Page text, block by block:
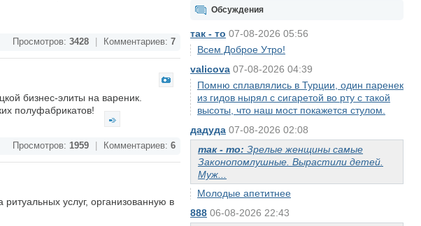
Обсуждения
так - то 07-08-2026 05:56
Всем Доброе Утро!
valicova 07-08-2026 04:39
Помню сплавлялись в Турции, один паренек
из гидов нырял с сигаретой во рту с такой
высоты, что наш мост покажется стулом.
дадуда 07-08-2026 02:08
так - то: Зрелые женщины самые
Законопомлушные. Вырастили детей.
Муж...
Молодые апетитнее
888 06-08-2026 22:43
Просмотров: 3428 Комментариев: 7
бизнес-элиты на вареник.
полуфабрикатов!
Просмотров: 1959 Комментариев: 6
услуг, организованную в